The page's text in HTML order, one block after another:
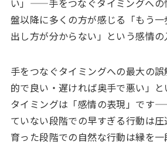
い」——手をつなぐタイミングへの
盤以降に多くの方が感じる「もう
出し方が分からない」という感情の
手をつなぐタイミングへの最大の
的で良い・遅ければ奥手で悪い」と
タイミングは「感情の表現」です
ていない段階での早すぎる行動は
育った段階での自然な行動は縁を